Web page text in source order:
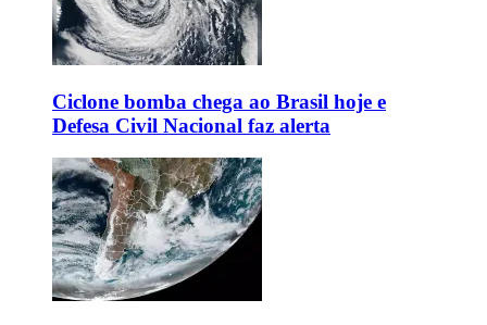
Ciclone bomba chega ao Brasil hoje e
Defesa Civil Nacional faz alerta